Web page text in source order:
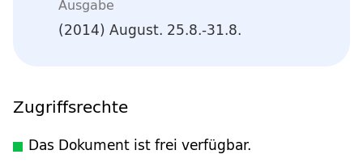
Ausgabe
(2014) August. 25.8.-31.8.
Zugriffsrechte
Das Dokument ist frei verfügbar.